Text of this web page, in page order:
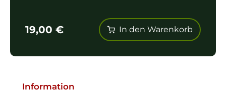
19,00 € In den Warenkorb
Information